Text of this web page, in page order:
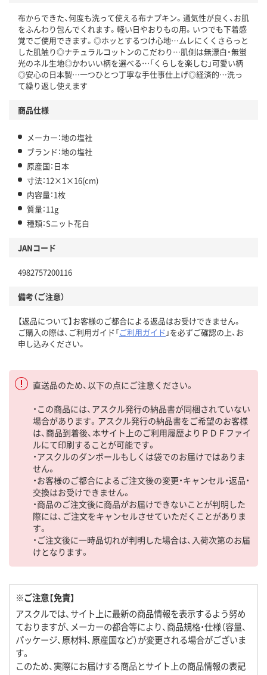
布からできた、何度も洗って使える布ナプキン。通気性が良く、お肌
をふんわり包んでくれます。軽い日やおりもの用。いつでも下着感
覚でご使用できます。◎ホッとするつけ心地…ムレにくくさらっと
した肌触り◎ナチュラルコットンのこだわり…肌側は無漂白・無蛍
光のネル生地◎かわいい柄を選べる…「くらしを楽しむ」可愛い柄
◎安心の日本製…一つひとつ丁寧な手仕事仕上げ◎経済的…洗っ
て繰り返し使えます
商品仕様
メーカー：地の塩社
ブランド：地の塩社
原産国：日本
寸法：12×1×16(cm)
内容量：1枚
質量：11g
種類：Sニット花白
JANコード
4982757200116
備考（ご注意）
【返品について】お客様のご都合による返品はお受けできません。
ご購入の際は、ご利用ガイド「ご利用ガイド 」を必ずご確認の上、お
申し込みください。
直送品のため、以下の点にご注意ください。
・この商品には、アスクル発行の納品書が同梱されていない
場合があります。アスクル発行の納品書をご希望のお客様
は、商品到着後、本サイト上のご利用履歴よりＰＤＦファイ
ルにて印刷することが可能です。
・アスクルのダンボールもしくは袋でのお届けではありま
せん。
・お客様のご都合によるご注文後の変更・キャンセル・返品・
交換はお受けできません。
・商品のご注文後に商品がお届けできないことが判明した
際には、ご注文をキャンセルさせていただくことがありま
す。
・ご注文後に一時品切れが判明した場合は、入荷次第のお届
けとなります。
※ご注意【免責】
アスクルでは、サイト上に最新の商品情報を表示するよう努め
ておりますが、メーカーの都合等により、商品規格・仕様（容量、
パッケージ、原材料、原産国など）が変更される場合がございま
す。
このため、実際にお届けする商品とサイト上の商品情報の表記